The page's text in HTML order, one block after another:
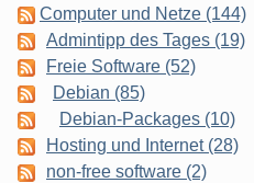
Computer und Netze (144)
Admintipp des Tages (19)
Freie Software (52)
Debian (85)
Debian-Packages (10)
Hosting und Internet (28)
non-free software (2)